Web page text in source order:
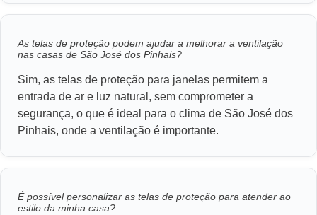
As telas de proteção podem ajudar a melhorar a ventilação
nas casas de São José dos Pinhais?
Sim, as telas de proteção para janelas permitem a
entrada de ar e luz natural, sem comprometer a
segurança, o que é ideal para o clima de São José dos
Pinhais, onde a ventilação é importante.
É possível personalizar as telas de proteção para atender ao
estilo da minha casa?